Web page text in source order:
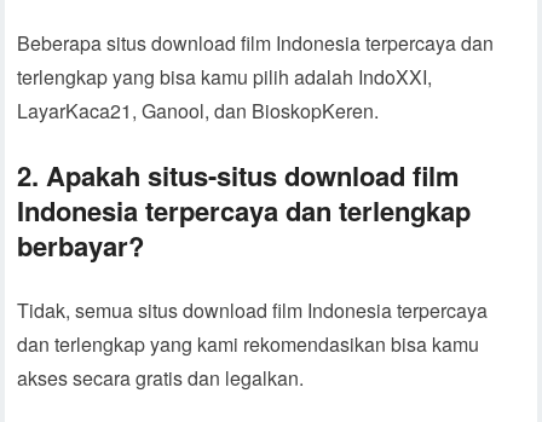
Beberapa situs download film Indonesia terpercaya dan
terlengkap yang bisa kamu pilih adalah IndoXXI,
LayarKaca21, Ganool, dan BioskopKeren.
2. Apakah situs-situs download film
Indonesia terpercaya dan terlengkap
berbayar?
Tidak, semua situs download film Indonesia terpercaya
dan terlengkap yang kami rekomendasikan bisa kamu
akses secara gratis dan legalkan.